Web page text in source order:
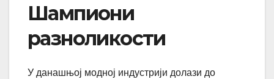
Шампиони
разноликости
У данашњој модној индустрији долази до